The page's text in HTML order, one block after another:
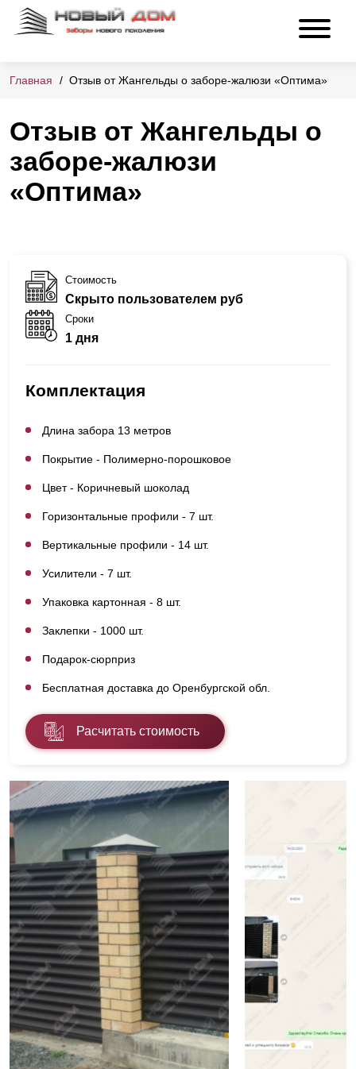
Главная Отзыв от Жангельды о заборе-жалюзи «Оптима»
Отзыв от Жангельды о
заборе-жалюзи
«Оптима»
Стоимость
Скрыто пользователем руб
Сроки
1 дня
Комплектация
Длина забора 13 метров
Покрытие - Полимерно-порошковое
Цвет - Коричневый шоколад
Горизонтальные профили - 7 шт.
Вертикальные профили - 14 шт.
Усилители - 7 шт.
Упаковка картонная - 8 шт.
Заклепки - 1000 шт.
Подарок-сюрприз
Бесплатная доставка до Оренбургской обл.
Расчитать стоимость